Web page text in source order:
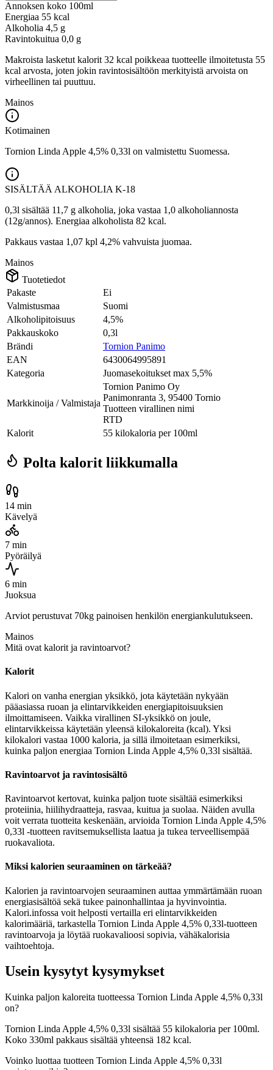
Annoksen koko 100ml
Energiaa 55 kcal
Alkoholia 4,5 g
Ravintokuitua 0,0 g
Makroista lasketut kalorit 32 kcal poikkeaa tuotteelle ilmoitetusta 55
kcal arvosta, joten jokin ravintosisältöön merkityistä arvoista on
virheellinen tai puuttuu.
Mainos
Kotimainen
Tornion Linda Apple 4,5% 0,33l on valmistettu Suomessa.
SISÄLTÄÄ ALKOHOLIA K-18
0,3l sisältää 11,7 g alkoholia, joka vastaa 1,0 alkoholiannosta
(12g/annos). Energiaa alkoholista 82 kcal.
Pakkaus vastaa 1,07 kpl 4,2% vahvuista juomaa.
Mainos
Tuotetiedot
Pakaste
Ei
Valmistusmaa
Suomi
Alkoholipitoisuus
4,5%
Pakkauskoko
0,3l
Brändi
Tornion Panimo
EAN
6430064995891
Kategoria
Juomasekoitukset max 5,5%
Markkinoija / Valmistaja
Tornion Panimo Oy
Panimonranta 3, 95400 Tornio
Tuotteen virallinen nimi
RTD
Kalorit
55 kilokaloria per 100ml
Polta kalorit liikkumalla
14 min
Kävelyä
7 min
Pyöräilyä
6 min
Juoksua
Arviot perustuvat 70kg painoisen henkilön energiankulutukseen.
Mainos
Mitä ovat kalorit ja ravintoarvot?
Kalorit
Kalori on vanha energian yksikkö, jota käytetään nykyään
pääasiassa ruoan ja elintarvikkeiden energiapitoisuuksien
ilmoittamiseen. Vaikka virallinen SI-yksikkö on joule,
elintarvikkeissa käytetään yleensä kilokaloreita (kcal). Yksi
kilokalori vastaa 1000 kaloria, ja sillä ilmoitetaan esimerkiksi,
kuinka paljon energiaa Tornion Linda Apple 4,5% 0,33l sisältää.
Ravintoarvot ja ravintosisältö
Ravintoarvot kertovat, kuinka paljon tuote sisältää esimerkiksi
proteiinia, hiilihydraatteja, rasvaa, kuitua ja suolaa. Näiden avulla
voit verrata tuotteita keskenään, arvioida Tornion Linda Apple 4,5%
0,33l -tuotteen ravitsemuksellista laatua ja tukea terveellisempää
ruokavaliota.
Miksi kalorien seuraaminen on tärkeää?
Kalorien ja ravintoarvojen seuraaminen auttaa ymmärtämään ruoan
energiasisältöä sekä tukee painonhallintaa ja hyvinvointia.
Kalori.infossa voit helposti vertailla eri elintarvikkeiden
kalorimääriä, tarkastella Tornion Linda Apple 4,5% 0,33l-tuotteen
ravintoarvoja ja löytää ruokavalioosi sopivia, vähäkalorisia
vaihtoehtoja.
Usein kysytyt kysymykset
Kuinka paljon kaloreita tuotteessa Tornion Linda Apple 4,5% 0,33l
on?
Tornion Linda Apple 4,5% 0,33l sisältää 55 kilokaloria per 100ml.
Koko 330ml pakkaus sisältää yhteensä 182 kcal.
Voinko luottaa tuotteen Tornion Linda Apple 4,5% 0,33l